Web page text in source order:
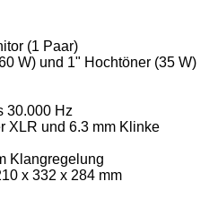
(1 Paar)
W) und 1" Hochtöner (35 W)
30.000 Hz
XLR und 6.3 mm Klinke
Klangregelung
x 332 x 284 mm